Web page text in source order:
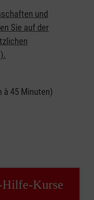
und
Sie auf der
à 45 Minuten)
Kurse